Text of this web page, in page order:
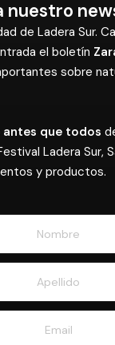
nuestro
de Ladera Sur.
el boletín
sobre
que todos
Ladera Sur,
y productos.